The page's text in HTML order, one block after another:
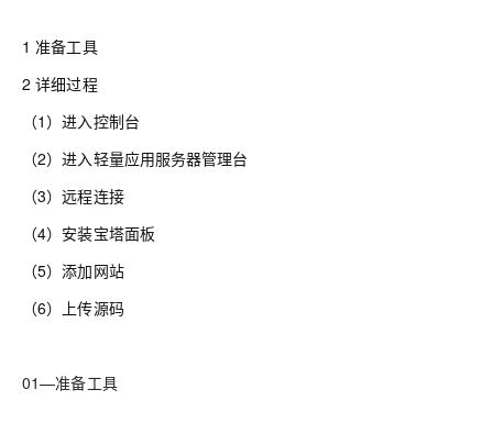
1 准备工具
2 详细过程
（1）进入控制台
（2）进入轻量应用服务器管理台
（3）远程连接
（4）安装宝塔面板
（5）添加网站
（6）上传源码
01—准备工具